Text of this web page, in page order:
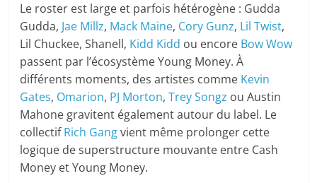
Le roster est large et parfois hétérogène : Gudda
Gudda, Jae Millz, Mack Maine, Cory Gunz, Lil Twist,
Lil Chuckee, Shanell, Kidd Kidd ou encore Bow Wow
passent par l’écosystème Young Money. À
différents moments, des artistes comme Kevin
Gates, Omarion, PJ Morton,Trey Songz ou Austin
Mahone gravitent également autour du label. Le
collectifRich Gangvient même prolonger cette
logique de superstructure mouvante entre Cash
Money et Young Money.